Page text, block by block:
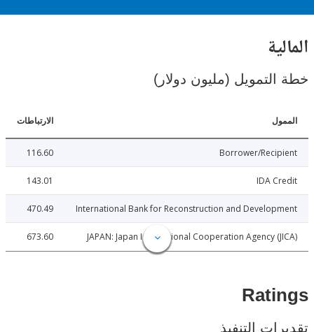
(مليون دولار)
الارتباطات
Borrower/
IDA
International Bank for Reconstruction and
470.49
JAPAN: Japan International Cooperation Agency
التنفيذ